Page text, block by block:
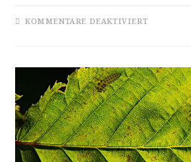
KOMMENTARE DEAKTIVIERTFÜR
KRENEK
UND
W.
NEU
EDIERT